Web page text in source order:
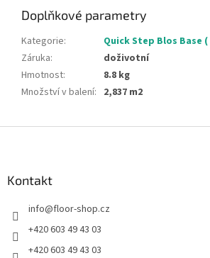
Doplňkové parametry
Kategorie:
Quick Step Blos Base (
Záruka:
doživotní
Hmotnost:
8.8 kg
Množství v balení: 2,837 m2
Kontakt
info@floor-shop.cz
+420 603 49 43 03
+420 603 49 43 03